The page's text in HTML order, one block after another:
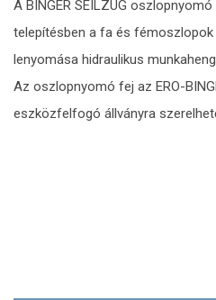
A BINGER SEILZUG
telepítésben a fa és
lenyomása hidraulikus
Az oszlopnyomó fej az ERO-
eszközfelfogó állványra